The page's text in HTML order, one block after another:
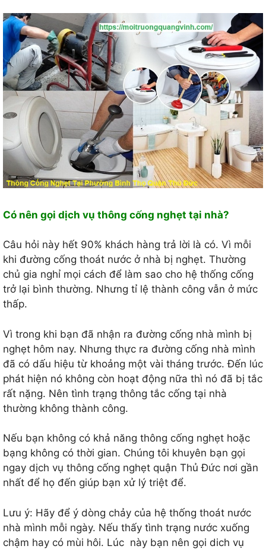
Có nên gọi dịch vụ thông cống nghẹt tại nhà?
Câu hỏi này hết 90% khách hàng trả lời là có. Vì mỗi
khi đường cống thoát nước ở nhà bị nghẹt. Thường
chủ gia nghỉ mọi cách để làm sao cho hệ thống cống
trở lại bình thường. Nhưng tỉ lệ thành công vẫn ở mức
thấp.
Vì trong khi bạn đã nhận ra đường cống nhà mình bị
nghẹt hôm nay. Nhưng thực ra đường cống nhà mình
đã có dấu hiệu từ khoảng một vài tháng trước. Đến lúc
phát hiện nó không còn hoạt động nữa thì nó đã bị tắc
rất nặng. Nên tình trạng thông tắc cống tại nhà
thường không thành công.
Nếu bạn không có khả năng thông cống nghẹt hoặc
bạng không có thời gian. Chúng tôi khuyên bạn gọi
ngay dịch vụ thông cống nghẹt quận Thủ Đức nơi gần
nhất để họ đến giúp bạn xử lý triệt để.
Lưu ý: Hãy để ý dòng chảy của hệ thống thoát nước
nhà mình mỗi ngày. Nếu thấy tình trạng nước xuống
chậm hay có mùi hôi. Lúc này bạn nên gọi dich vụ